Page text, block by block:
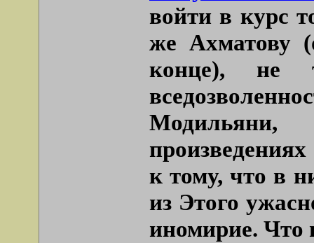
войти в курс
же Ахматову
конце), не
к тому, что в
из Этого
иномирие. Что